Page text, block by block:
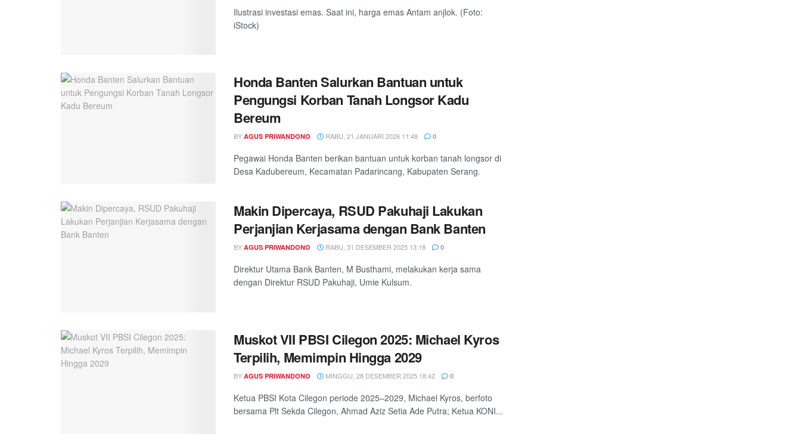
Ilustrasi investasi emas. Saat ini, harga emas Antam anjlok. (Foto:
iStock)
Honda Banten Salurkan Bantuan untuk
Pengungsi Korban Tanah Longsor Kadu
Bereum
BY AGUS PRIWANDONO RABU, 21 JANUARI 2026 11:48 0
Pegawai Honda Banten berikan bantuan untuk korban tanah longsor di
Desa Kadubereum, Kecamatan Padarincang, Kabupaten Serang.
Makin Dipercaya, RSUD Pakuhaji Lakukan
Perjanjian Kerjasama dengan Bank Banten
BY AGUS PRIWANDONO RABU, 31 DESEMBER 2025 13:18 0
Direktur Utama Bank Banten, M Busthami, melakukan kerja sama
dengan Direktur RSUD Pakuhaji, Umie Kulsum.
Muskot VII PBSI Cilegon 2025: Michael Kyros
Terpilih, Memimpin Hingga 2029
BY AGUS PRIWANDONO MINGGU, 28 DESEMBER 2025 18:42 0
Ketua PBSI Kota Cilegon periode 2025–2029, Michael Kyros, berfoto
bersama Plt Sekda Cilegon, Ahmad Aziz Setia Ade Putra; Ketua KONI...